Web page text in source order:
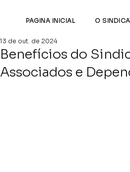
PAGINA INICIAL O
Benefícios do
Associados e
13 de out. de 2024